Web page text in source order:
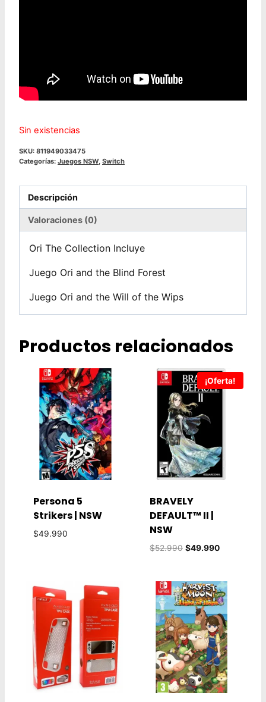
Sin existencias
SKU: 811949033475
Categorías: Juegos NSW, Switch
Descripción
Valoraciones (0)
Ori The Collection Incluye
Juego Ori and the Blind Forest
Juego Ori and the Will of the Wips
Productos relacionados
Persona 5
Strikers | NSW
$49.990
¡Oferta!
BRAVELY
DEFAULT™ II |
NSW
$52.990 El
era:
$52.990.
$49.990El
es:
$49.990.